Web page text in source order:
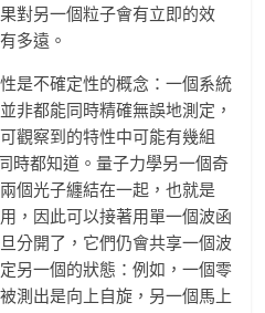
對另一個粒子會有立即的效
多遠。
是不確定性的概念：一個系統
非都能同時精確無誤地測定，
觀察到的特性中可能有幾組
都知道。量子力學另一個奇
個光子纏結在一起，也就是
，因此可以接著用單一個波函
分開了，它們仍會共享一個波
另一個的狀態：例如，一個零
測出是向上自旋，另一個馬上